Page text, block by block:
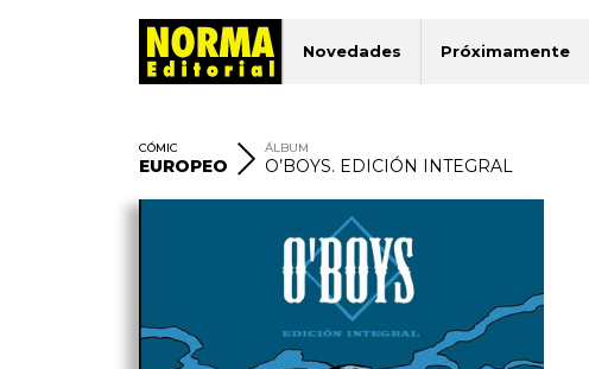
Novedades Próximamente
CÓMIC
EUROPEO
ÁLBUM
O’BOYS. EDICIÓN INTEGRAL